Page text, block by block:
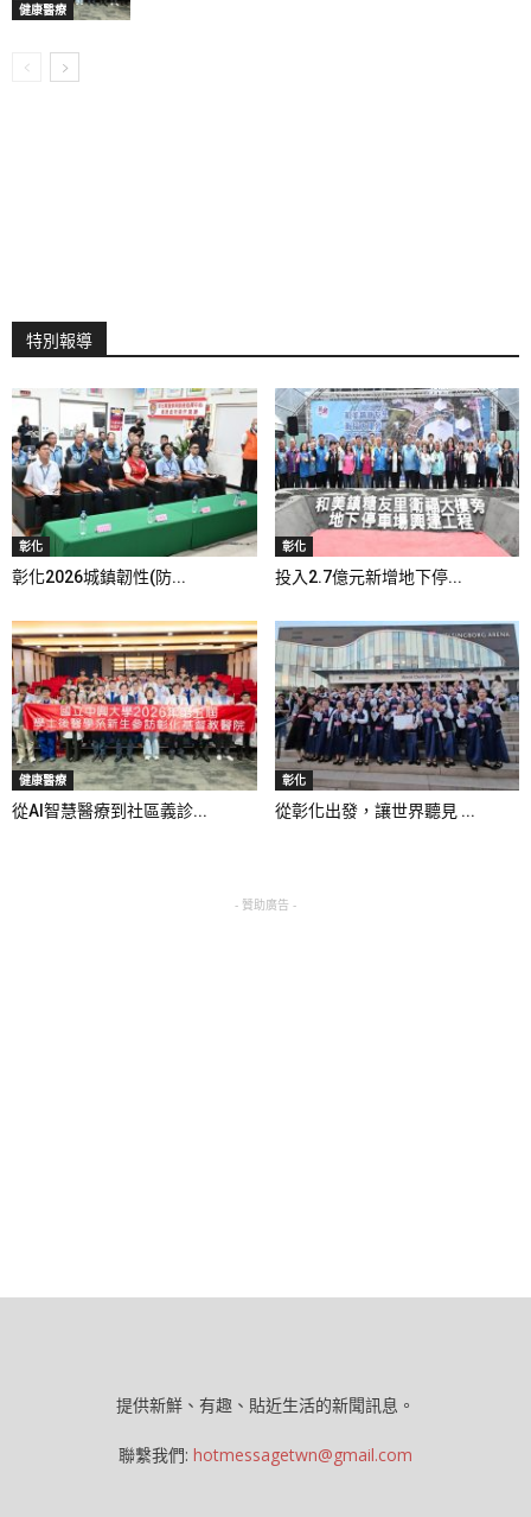
健康醫療
特別報導
彰化
彰化2026城鎮韌性(防...
彰化
投入2.7億元新增地下停...
健康醫療
從AI智慧醫療到社區義診...
彰化
從彰化出發，讓世界聽見 ...
- 贊助廣告 -
提供新鮮、有趣、貼近生活的新聞訊息。
聯繫我們: hotmessagetwn@gmail.com